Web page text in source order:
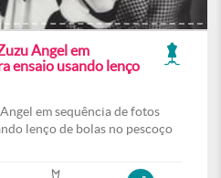
Angel em
ensaio usando lenço
em sequência de fotos
lenço de bolas no pescoço